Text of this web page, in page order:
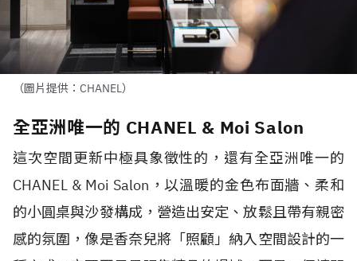
（圖片提供：CHANEL）
全亞洲唯一的 CHANEL & Moi Salon
這次空間更新中極具象徵性的，還有全亞洲唯一的
CHANEL & Moi Salon，以溫暖的金色布面牆、柔和
的小圓桌與沙發構成，營造出安定、放鬆且帶有親密
感的氛圍，像是香奈兒將「照顧」納入空間設計的一